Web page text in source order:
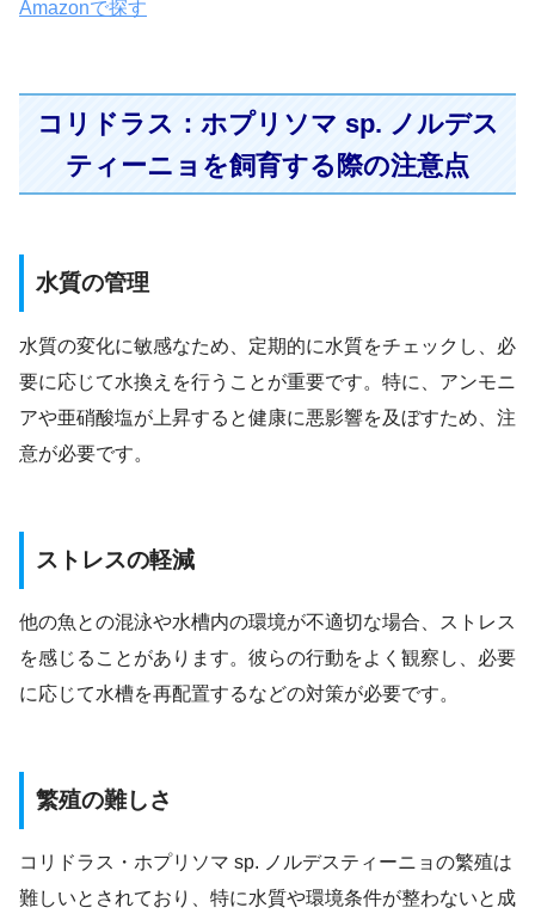
Amazonで探す
コリドラス：ホプリソマ sp. ノルデス
ティーニョを飼育する際の注意点
水質の管理
水質の変化に敏感なため、定期的に水質をチェックし、必
要に応じて水換えを行うことが重要です。特に、アンモニ
アや亜硝酸塩が上昇すると健康に悪影響を及ぼすため、注
意が必要です。
ストレスの軽減
他の魚との混泳や水槽内の環境が不適切な場合、ストレス
を感じることがあります。彼らの行動をよく観察し、必要
に応じて水槽を再配置するなどの対策が必要です。
繁殖の難しさ
コリドラス・ホプリソマ sp. ノルデスティーニョの繁殖は
難しいとされており、特に水質や環境条件が整わないと成